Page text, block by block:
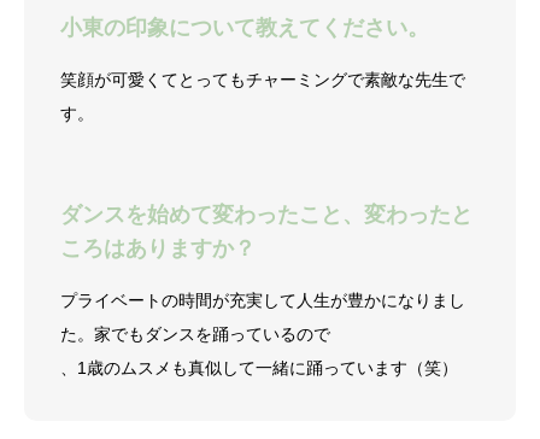
小東の印象について教えてください。
笑顔が可愛くてとってもチャーミングで素敵な先生で
す。
ダンスを始めて変わったこと、変わったと
ころはありますか？
プライベートの時間が充実して人生が豊かになりまし
た。家でもダンスを踊っているので
、1歳のムスメも真似して一緒に踊っています（笑）